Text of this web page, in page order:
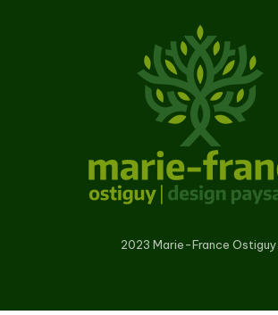
2023 Marie-France Ostiguy.